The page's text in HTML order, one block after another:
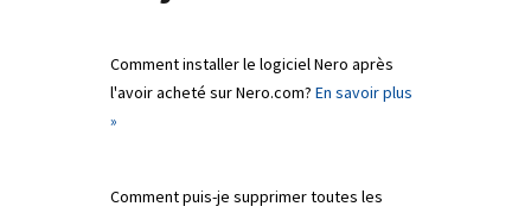
Comment installer le logiciel Nero après
l'avoir acheté sur Nero.com? En savoir plus
»
Comment puis-je supprimer toutes les